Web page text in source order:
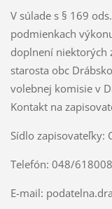
V súlade s § 169
podmienkach
doplnení niektorých
starosta obc
volebnej komisie v
Kontakt na
Sídlo zapisovateľky:
Telefón: 048/
E-mail: